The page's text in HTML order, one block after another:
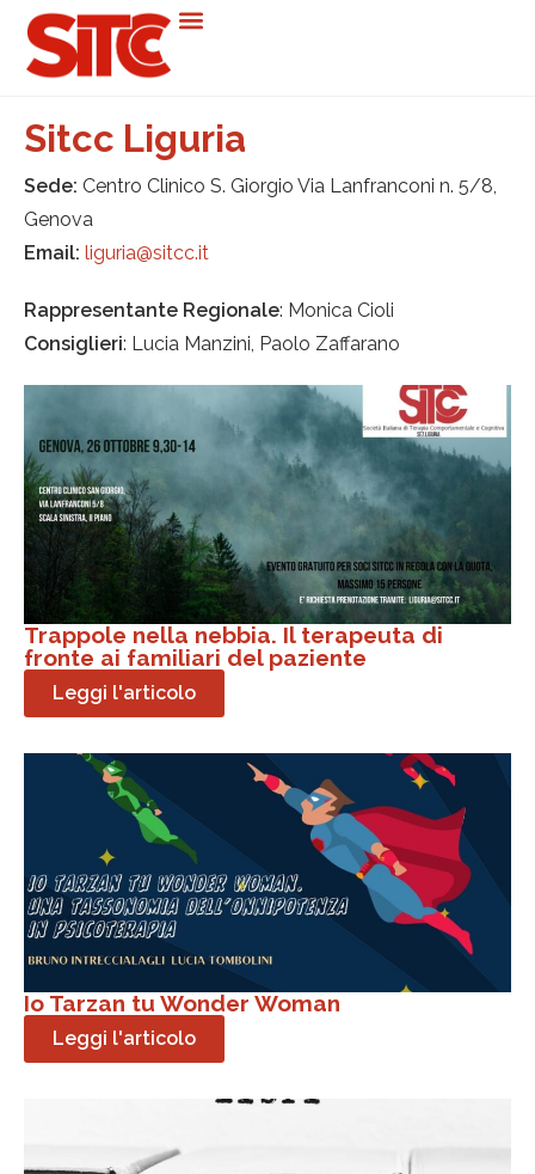
Sitcc Liguria
Sede: Centro Clinico S. Giorgio Via Lanfranconi n. 5/8,
Genova
Email: liguria@sitcc.it
Rappresentante Regionale: Monica Cioli
Consiglieri: Lucia Manzini, Paolo Zaffarano
Trappole nella nebbia. Il terapeuta di
fronte ai familiari del paziente
Leggi l'articolo
Io Tarzan tu Wonder Woman
Leggi l'articolo